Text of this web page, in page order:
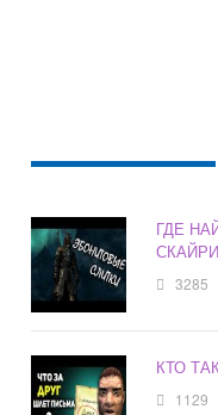
ГДЕ
3285
КТО
1129